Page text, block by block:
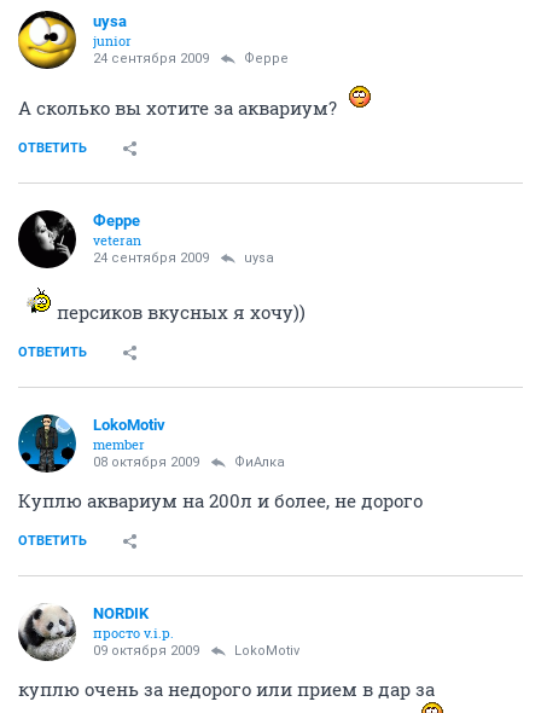
uysa
junior
24 сентября 2009 Ферре
А сколько вы хотите за аквариум?
ОТВЕТИТЬ
Ферре
veteran
24 сентября 2009 uysa
персиков вкусных я хочу))
ОТВЕТИТЬ
LokoMotiv
member
08 октября 2009 ФиАлка
Куплю аквариум на 200л и более, не дорого
ОТВЕТИТЬ
NORDIK
просто v.i.p.
09 октября 2009 LokoMotiv
куплю очень за недорого или прием в дар за